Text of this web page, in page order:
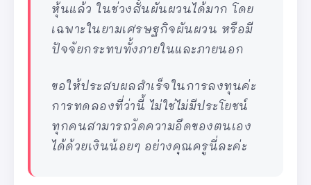
หุ้นแล้ว ในช่วงสั้นผันผวนได้มาก โดย
เฉพาะในยามเศรษฐกิจผันผวน หรือมี
ปัจจัยกระทบทั้งภายในและภายนอก
ขอให้ประสบผลสำเร็จในการลงทุนค่ะ
การทดลองที่ว่านี้ ไม่ใช่ไม่มีประโยชน์
ทุกคนสามารถวัดความอึดของตนเอง
ได้ด้วยเงินน้อยๆ อย่างคุณครูนี่ละค่ะ